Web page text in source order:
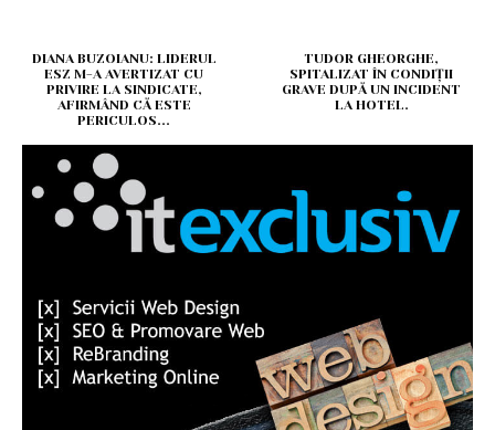
DIANA BUZOIANU: LIDERUL
ESZ M-A AVERTIZAT CU
PRIVIRE LA SINDICATE,
AFIRMÂND CĂ ESTE
PERICULOS...
TUDOR GHEORGHE,
SPITALIZAT ÎN CONDIȚII
GRAVE DUPĂ UN INCIDENT
LA HOTEL.